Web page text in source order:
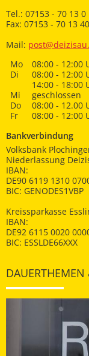
Tel.: 07153 - 70 13 0
Fax: 07153 - 70 13 40
Mail:
Mo
08:00 - 12:00
Di
08:00 - 12:00
14:00 - 18:00
Mi
geschlossen
Do
08:00 - 12.00
Fr
08:00 - 12:00
Bankverbindung
Volksbank
Niederlassung
IBAN:
DE90 6119 1310
BIC: GENODES1VBP
Kreissparkasse
IBAN:
DE92 6115 0020
BIC: ESSLDE66XXX
DAUERTHEMEN